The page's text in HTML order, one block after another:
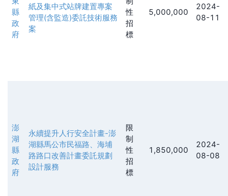
縣
政
府
紙及集中式站牌建置專案
管理(含監造)委託技術服務
案
性
招
標
5,000,000
2024-
08-11
澎
湖
縣
政
府
永續提升人行安全計畫-澎
湖縣馬公市民福路、海埔
路路口改善計畫委託規劃
設計服務
限
制
性
招
標
1,850,000
2024-
08-08